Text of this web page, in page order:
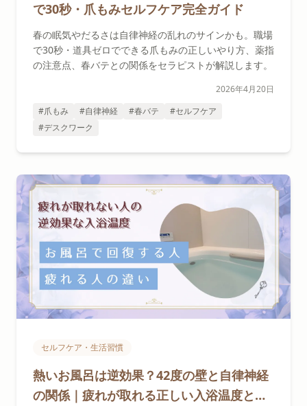
で30秒・爪もみセルフケア完全ガイド
春の眠気やだるさは自律神経の乱れのサインかも。職場
で30秒・道具ゼロでできる爪もみの正しいやり方、薬指
の注意点、春バテとの関係をセラピストが解説します。
2026年4月20日
#爪もみ
#自律神経 #春バテ
#セルフケア
#デスクワーク
セルフケア・生活習慣
熱いお風呂は逆効果？42度の壁と自律神経
の関係｜疲れが取れる正しい入浴温度とNG